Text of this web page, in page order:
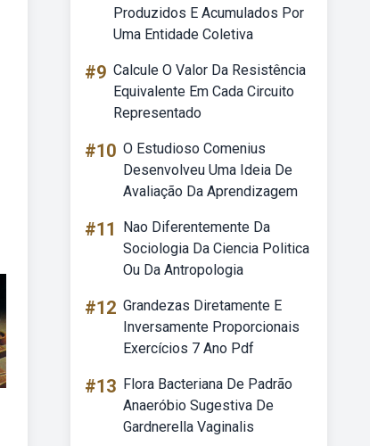
Produzidos E Acumulados Por
Uma Entidade Coletiva
#9 Calcule O Valor Da Resistência
Equivalente Em Cada Circuito
Representado
#10 O Estudioso Comenius
Desenvolveu Uma Ideia De
Avaliação Da Aprendizagem
#11
Nao Diferentemente Da
Sociologia Da Ciencia Politica
Ou Da Antropologia
#12 Grandezas Diretamente E
Inversamente Proporcionais
Exercícios 7 Ano Pdf
#13 Flora Bacteriana De Padrão
Anaeróbio Sugestiva De
Gardnerella Vaginalis